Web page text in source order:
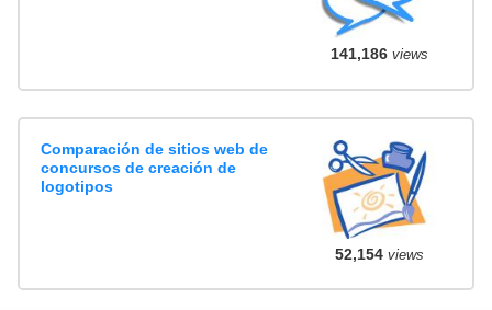
141,186views
Comparación de sitios web de
concursos de creación de
logotipos
52,154views